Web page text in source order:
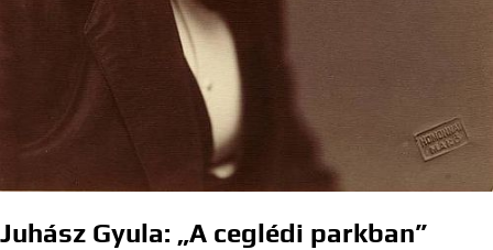
Juhász Gyula: „A ceglédi parkban”